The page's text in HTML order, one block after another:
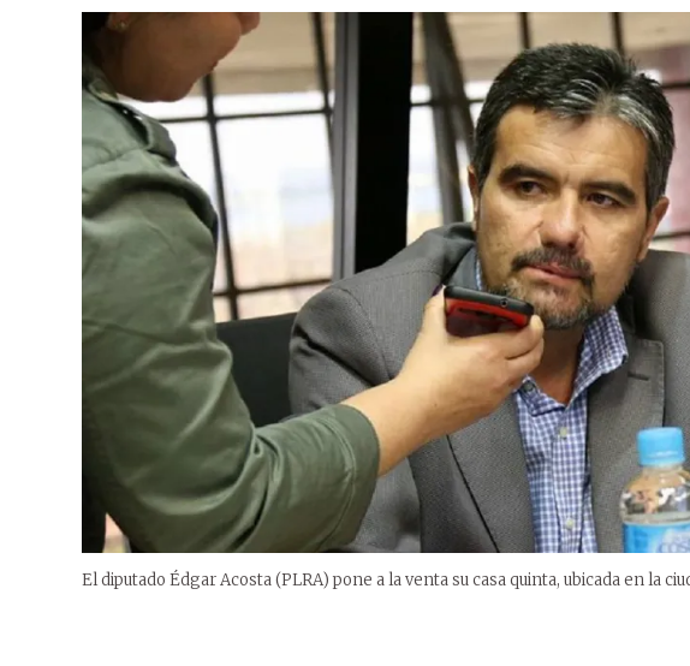
El diputado Édgar Acosta (PLRA) pone a la venta su casa quinta, ubicada en la